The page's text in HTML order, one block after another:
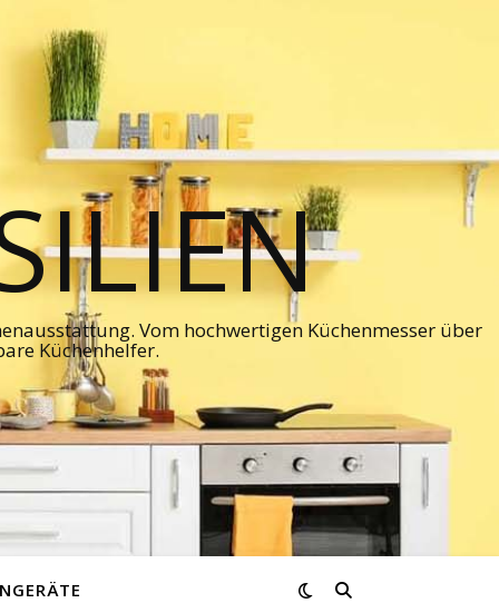
Vom hochwertigen Küchenmesser über
Küchenhelfer.